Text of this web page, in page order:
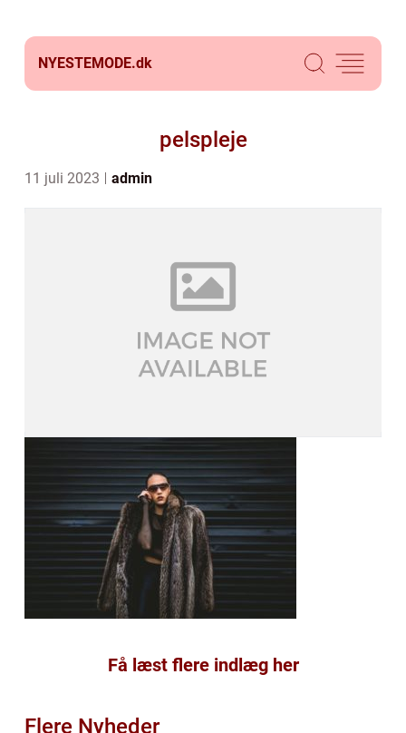
NYESTEMODE.dk
pelspleje
11 juli 2023 admin
Få læst flere indlæg her
Flere Nyheder